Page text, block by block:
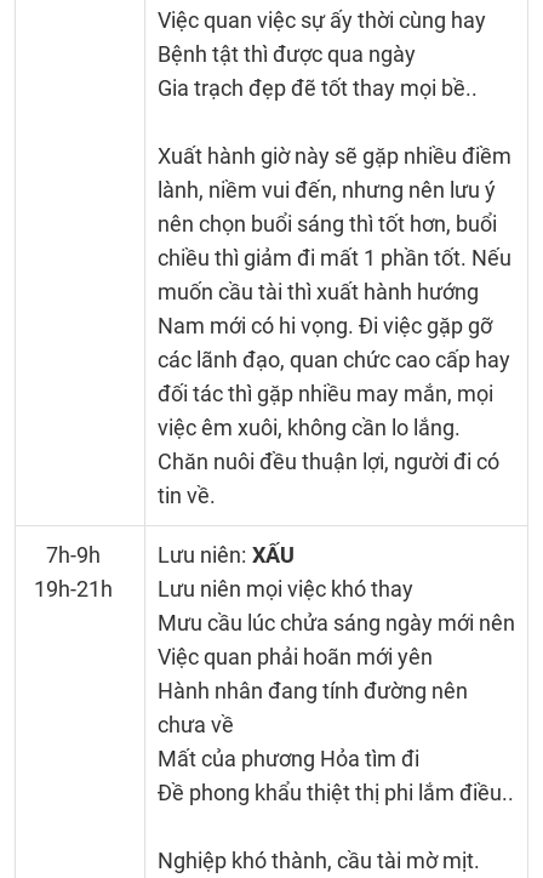
Việc quan việc sự ấy thời cùng hay
Bệnh tật thì được qua ngày
Gia trạch đẹp đẽ tốt thay mọi bề..
Xuất hành giờ này sẽ gặp nhiều điềm
lành, niềm vui đến, nhưng nên lưu ý
nên chọn buổi sáng thì tốt hơn, buổi
chiều thì giảm đi mất 1 phần tốt. Nếu
muốn cầu tài thì xuất hành hướng
Nam mới có hi vọng. Đi việc gặp gỡ
các lãnh đạo, quan chức cao cấp hay
đối tác thì gặp nhiều may mắn, mọi
việc êm xuôi, không cần lo lắng.
Chăn nuôi đều thuận lợi, người đi có
tin về.
7h-9h
19h-21h
Lưu niên: XẤU
Lưu niên mọi việc khó thay
Mưu cầu lúc chửa sáng ngày mới nên
Việc quan phải hoãn mới yên
Hành nhân đang tính đường nên
chưa về
Mất của phương Hỏa tìm đi
Đề phong khẩu thiệt thị phi lắm điều..
Nghiệp khó thành, cầu tài mờ mịt.